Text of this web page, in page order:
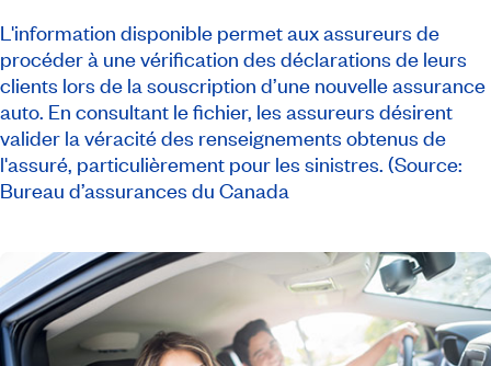
L'information disponible permet aux assureurs de
procéder à une vérification des déclarations de leurs
clients lors de la souscription d’une nouvelle assurance
auto. En consultant le fichier, les assureurs désirent
valider la véracité des renseignements obtenus de
l'assuré, particulièrement pour les sinistres. (Source:
Bureau d’assurances du Canada